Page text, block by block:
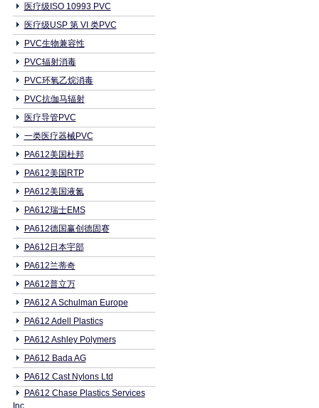
医疗级ISO 10993 PVC
医疗级USP 第 VI 类PVC
PVC生物兼容性
PVC辐射消毒
PVC环氧乙烷消毒
PVC抗伽马辐射
医疗导管PVC
一类医疗器械PVC
PA612美国杜邦
PA612美国RTP
PA612美国液氮
PA612瑞士EMS
PA612德国赢创德固赛
PA612日本宇部
PA612兰蒂奇
PA612普立万
PA612 A Schulman Europe
PA612 Adell Plastics
PA612 Ashley Polymers
PA612 Bada AG
PA612 Cast Nylons Ltd
PA612 Chase Plastics Services
Inc